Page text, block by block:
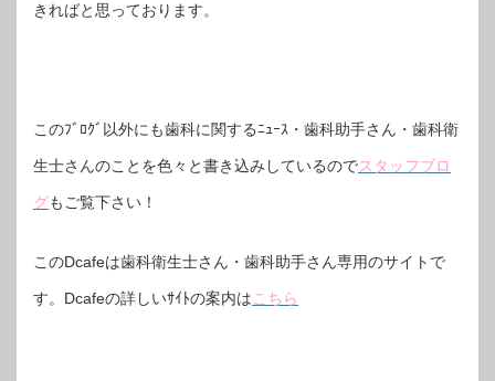
きればと思っております。
このﾌﾞﾛｸﾞ以外にも歯科に関するﾆｭｰｽ・歯科助手さん・歯科衛
生士さんのことを色々と書き込みしているのでスタッフブロ
グもご覧下さい！
このDcafeは歯科衛生士さん・歯科助手さん専用のサイトで
す。Dcafeの詳しいｻｲﾄの案内は こちら